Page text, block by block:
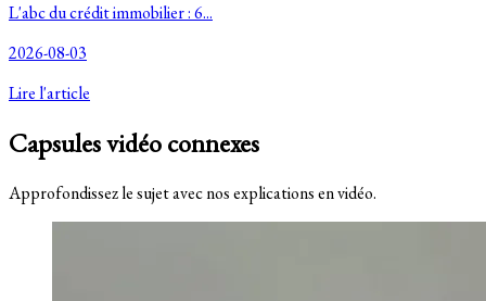
L'abc du crédit immobilier : 6...
2026-08-03
Lire l'article
Capsules vidéo connexes
Approfondissez le sujet avec nos explications en vidéo.